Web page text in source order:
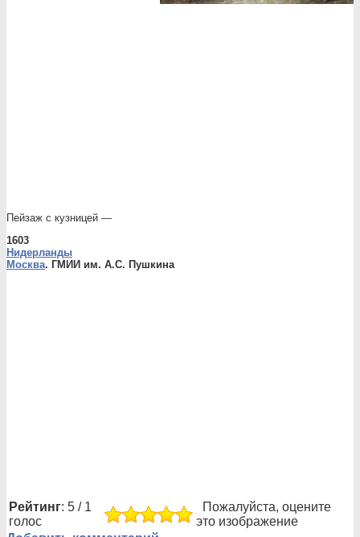
Пейзаж с кузницей —
1603
Нидерланды
Москва. ГМИИ им. А.С. Пушкина
Рейтинг: 5 / 1
голос
Пожалуйста, оцените
это изображение